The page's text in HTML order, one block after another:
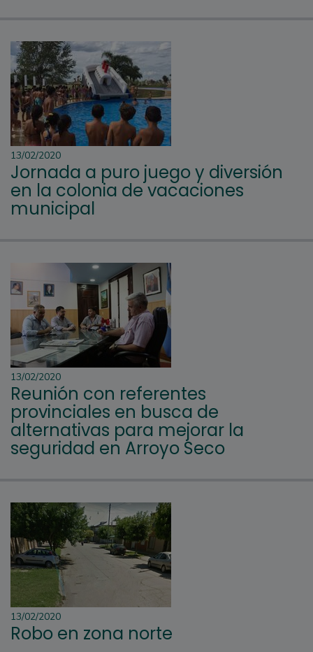
13/02/2020
Jornada a puro juego y diversión
en la colonia de vacaciones
municipal
13/02/2020
Reunión con referentes
provinciales en busca de
alternativas para mejorar la
seguridad en Arroyo Seco
13/02/2020
Robo en zona norte